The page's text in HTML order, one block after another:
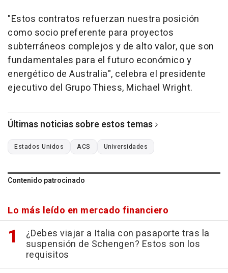
"Estos contratos refuerzan nuestra posición
como socio preferente para proyectos
subterráneos complejos y de alto valor, que son
fundamentales para el futuro económico y
energético de Australia", celebra el presidente
ejecutivo del Grupo Thiess, Michael Wright.
Últimas noticias sobre estos temas
Estados Unidos ACS Universidades
Contenido patrocinado
Lo más leído en mercado financiero
¿Debes viajar a Italia con pasaporte tras la
suspensión de Schengen? Estos son los
requisitos